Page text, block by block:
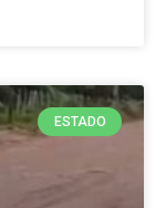
ESTADO